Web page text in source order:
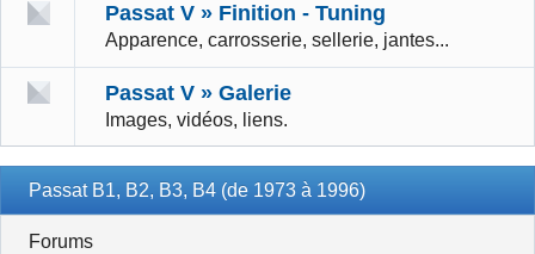
Passat V » Finition - Tuning
Apparence, carrosserie, sellerie, jantes...
Passat V » Galerie
Images, vidéos, liens.
Passat B1, B2, B3, B4 (de 1973 à 1996)
Forums